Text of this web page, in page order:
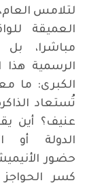
لتلامس
العميقة
مباشرا، بل
الرسمية هذا
الكبرى: ما
تُستعاد
عنيف؟ أين
الدولة أو
حضور
كسر الحواجز